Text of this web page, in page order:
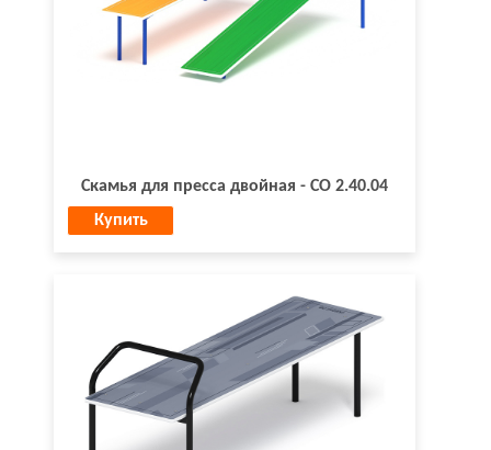
Скамья для пресса двойная - СО 2.40.04
Купить